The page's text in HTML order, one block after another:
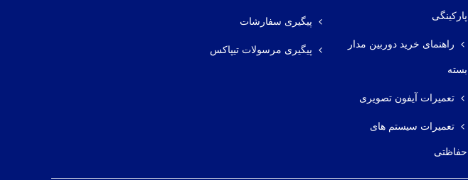
پارکینگی
راهنمای خرید دوربین مدار
بسته
تعمیرات آیفون تصویری
تعمیرات سیستم های
حفاظتی
پیگیری سفارشات
پیگیری مرسولات تیپاکس